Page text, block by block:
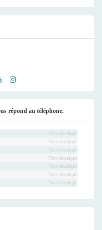
ram
répond au téléphone.
Non renseigné
Non renseigné
Non renseigné
Non renseigné
Non renseigné
Non renseigné
Non renseigné